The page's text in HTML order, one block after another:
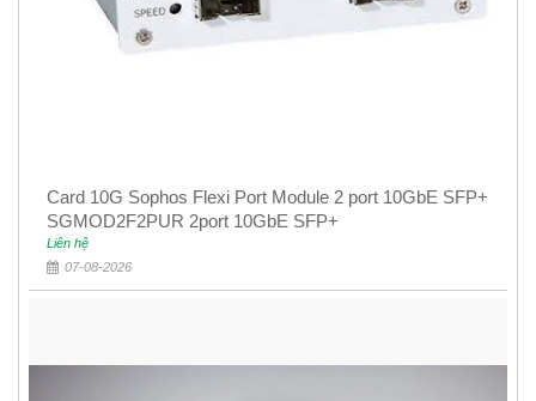
Card 10G Sophos Flexi Port Module 2 port 10GbE SFP+
SGMOD2F2PUR 2port 10GbE SFP+
Liên hệ
07-08-2026